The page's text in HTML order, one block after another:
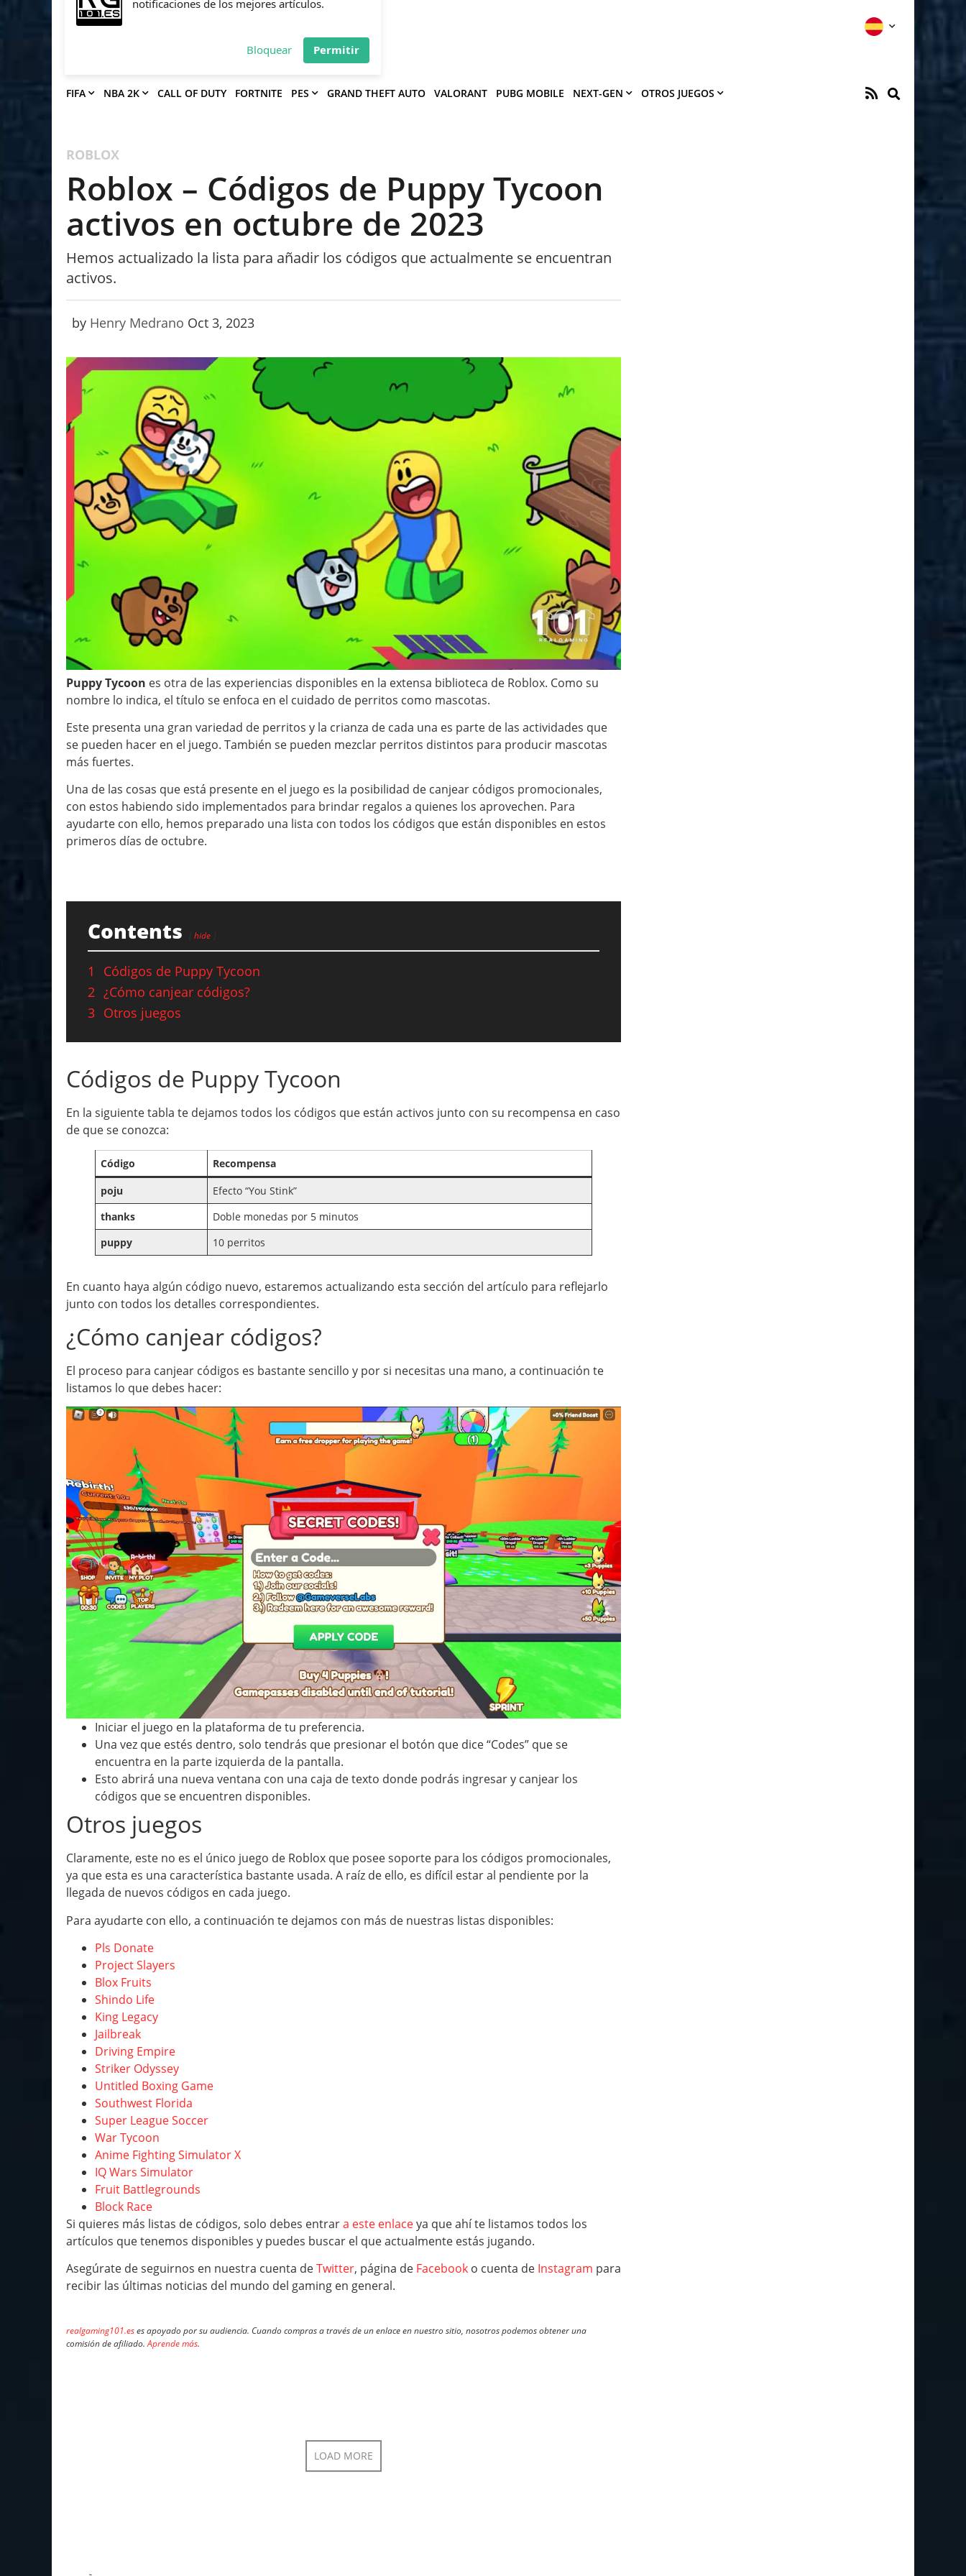
notificaciones de los mejores artículos.
FIFA NBA 2K CALL OF DUTY FORTNITE PES GRAND THEFT AUTO VALORANT PUBG MOBILE NEXT-GEN OTROS JUEGOS
ROBLOX
Roblox – Códigos de Puppy Tycoon
activos en octubre de 2023
Hemos actualizado la lista para añadir los códigos que actualmente se encuentran
activos.
by Henry Medrano Oct 3, 2023
Puppy Tycoon es otra de las experiencias disponibles en la extensa biblioteca de Roblox. Como su
nombre lo indica, el título se enfoca en el cuidado de perritos como mascotas.
Este presenta una gran variedad de perritos y la crianza de cada una es parte de las actividades que
se pueden hacer en el juego. También se pueden mezclar perritos distintos para producir mascotas
más fuertes.
Una de las cosas que está presente en el juego es la posibilidad de canjear códigos promocionales,
con estos habiendo sido implementados para brindar regalos a quienes los aprovechen. Para
ayudarte con ello, hemos preparado una lista con todos los códigos que están disponibles en estos
primeros días de octubre.
Contents hide
1
Códigos de Puppy Tycoon
2 ¿Cómo canjear códigos?
3 Otros juegos
Códigos de Puppy Tycoon
En la siguiente tabla te dejamos todos los códigos que están activos junto con su recompensa en caso
de que se conozca:
Código
Recompensa
poju
Efecto “You Stink”
thanks
Doble monedas por 5 minutos
puppy
10 perritos
En cuanto haya algún código nuevo, estaremos actualizando esta sección del artículo para reflejarlo
junto con todos los detalles correspondientes.
¿Cómo canjear códigos?
El proceso para canjear códigos es bastante sencillo y por si necesitas una mano, a continuación te
listamos lo que debes hacer:
Iniciar el juego en la plataforma de tu preferencia.
Una vez que estés dentro, solo tendrás que presionar el botón que dice “Codes” que se
encuentra en la parte izquierda de la pantalla.
Esto abrirá una nueva ventana con una caja de texto donde podrás ingresar y canjear los
códigos que se encuentren disponibles.
Otros juegos
Claramente, este no es el único juego de Roblox que posee soporte para los códigos promocionales,
ya que esta es una característica bastante usada. A raíz de ello, es difícil estar al pendiente por la
llegada de nuevos códigos en cada juego.
Para ayudarte con ello, a continuación te dejamos con más de nuestras listas disponibles:
Pls Donate
Project Slayers
Blox Fruits
Shindo Life
King Legacy
Jailbreak
Driving Empire
Striker Odyssey
Untitled Boxing Game
Southwest Florida
Super League Soccer
War Tycoon
Anime Fighting Simulator X
IQ Wars Simulator
Fruit Battlegrounds
Block Race
Si quieres más listas de códigos, solo debes entrara este enlaceya que ahí te listamos todos los
artículos que tenemos disponibles y puedes buscar el que actualmente estás jugando.
Asegúrate de seguirnos en nuestra cuenta deTwitter, página de Facebook o cuenta de Instagram para
recibir las últimas noticias del mundo del gaming en general.
realgaming101.eses apoyado por su audiencia. Cuando compras a través de un enlace en nuestro sitio, nosotros podemos obtener una
comisión de afiliado.Aprende más.
LOAD MORE